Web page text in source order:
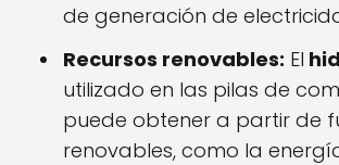
de generación de
Recursos renovables: El
utilizado en las pilas de
puede obtener a partir de
renovables, como la